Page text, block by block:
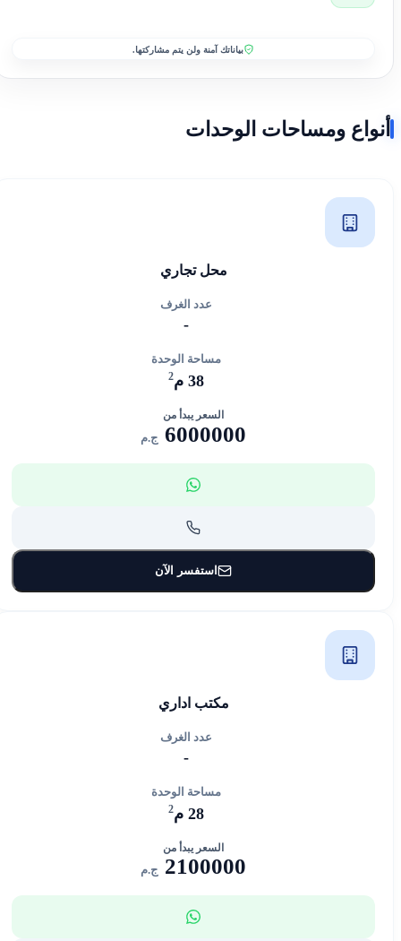
بياناتك آمنة ولن يتم مشاركتها.
أنواع ومساحات الوحدات
محل تجاري
عدد الغرف
مساحة الوحدة
38 م 2
السعر يبدأ من
6000000 ج.م
استفسر الآن
مكتب اداري
عدد الغرف
مساحة الوحدة
28 م
السعر يبدأ من
2100000 ج.م